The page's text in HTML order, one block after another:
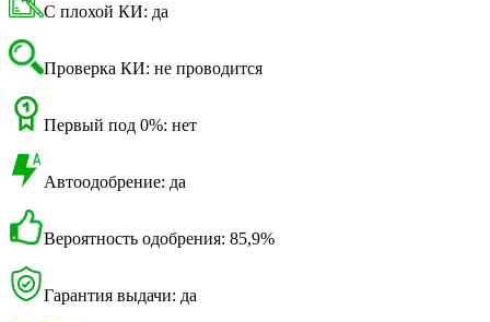
С плохой КИ: да
Проверка КИ: не проводится
Первый под 0%: нет
Автоодобрение: да
Вероятность одобрения: 85,9%
Гарантия выдачи: да